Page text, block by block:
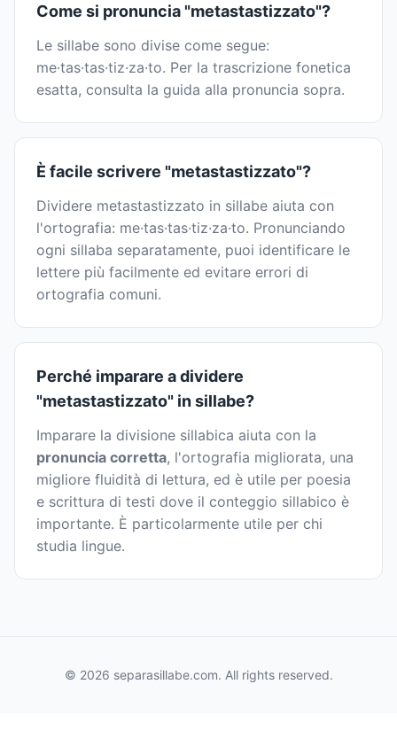
Come si pronuncia "metastastizzato"?
Le sillabe sono divise come segue:
me·tas·tas·tiz·za·to. Per la trascrizione fonetica
esatta, consulta la guida alla pronuncia sopra.
È facile scrivere "metastastizzato"?
Dividere metastastizzato in sillabe aiuta con
l'ortografia: me·tas·tas·tiz·za·to. Pronunciando
ogni sillaba separatamente, puoi identificare le
lettere più facilmente ed evitare errori di
ortografia comuni.
Perché imparare a dividere
"metastastizzato" in sillabe?
Imparare la divisione sillabica aiuta con la
pronuncia corretta, l'ortografia migliorata, una
migliore fluidità di lettura, ed è utile per poesia
e scrittura di testi dove il conteggio sillabico è
importante. È particolarmente utile per chi
studia lingue.
© 2026 separasillabe.com. All rights reserved.